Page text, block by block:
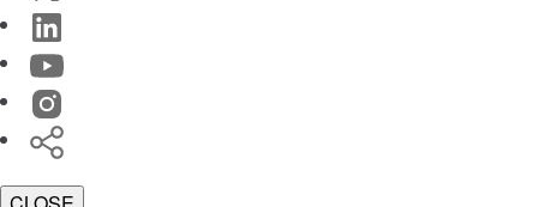
LinkedIn
YouTube
Instagram
Timken
World